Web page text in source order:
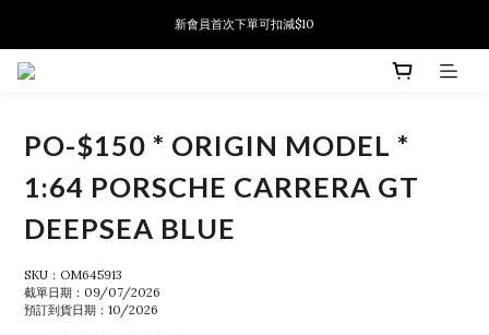
新會員首次下單可扣減$10
新會員首次下單可扣減$10
PO-$150 * ORIGIN MODEL *
1:64 PORSCHE CARRERA GT
DEEPSEA BLUE
SKU：OM645913
截單日期：09/07/2026
預訂到貨日期：10/2026